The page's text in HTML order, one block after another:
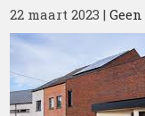
22 maart 2023 |